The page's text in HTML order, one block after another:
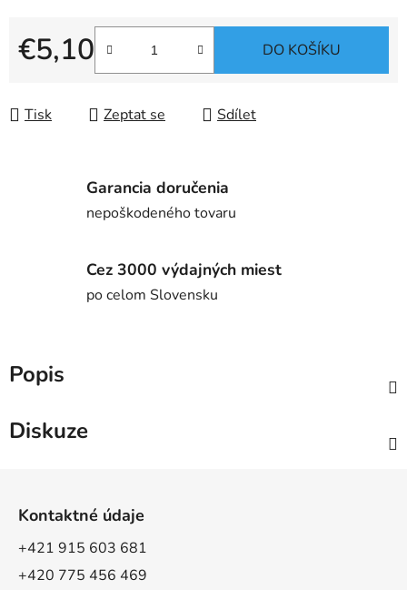
€5,10
Měrná cena:
DO KOŠÍKU
Tisk Zeptat se Sdílet
Garancia doručenia
nepoškodeného tovaru
Cez 3000 výdajných miest
po celom Slovensku
Popis
Diskuze
Kontaktné údaje
+421 915 603 681
+420 775 456 469